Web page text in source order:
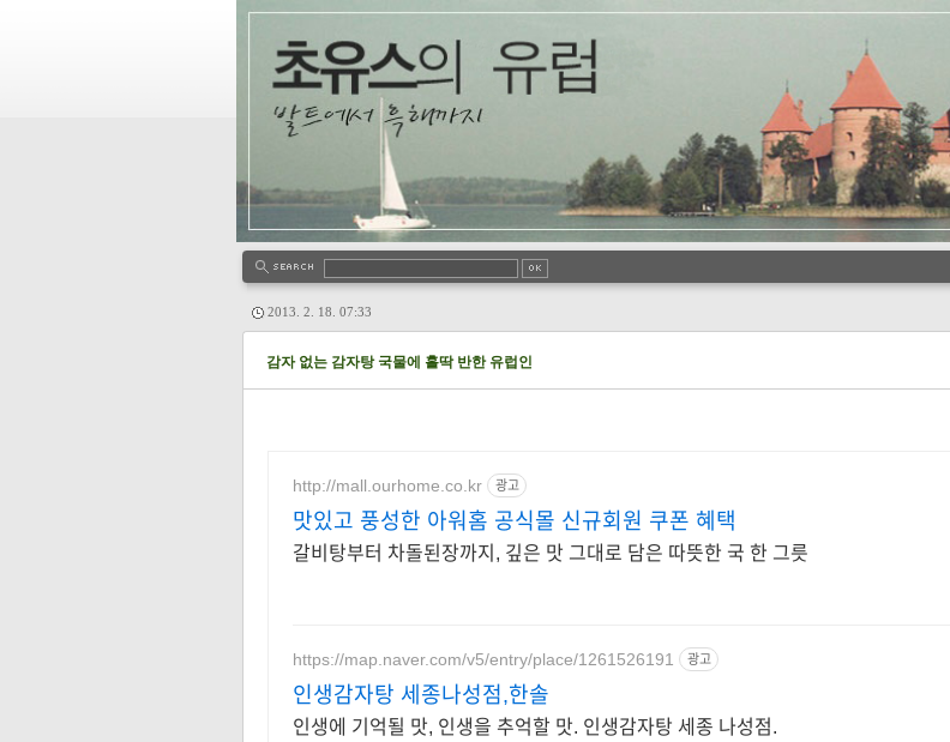
2013. 2. 18. 07:33
감자 없는 감자탕 국물에 홀딱 반한 유럽인
http://mall.ourhome.co.kr 광고
맛있고 풍성한 아워홈 공식몰 신규회원 쿠폰 혜택
갈비탕부터 차돌된장까지, 깊은 맛 그대로 담은 따뜻한 국 한 그릇
https://map.naver.com/v5/entry/place/1261526191 광고
인생감자탕 세종나성점,한솔
인생에 기억될 맛, 인생을 추억할 맛. 인생감자탕 세종 나성점.